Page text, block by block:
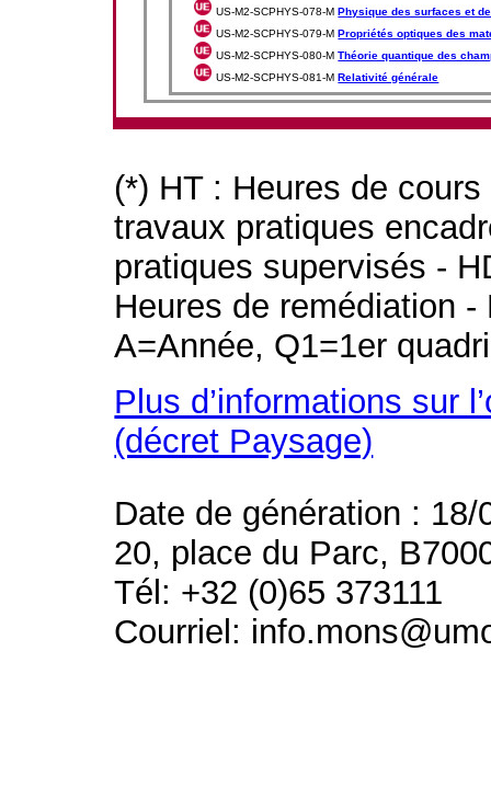
US-M2-SCPHYS-078-MPhysique des surfaces et
US-M2-SCPHYS-079-MPropriétés optiques des
US-M2-SCPHYS-080-MThéorie quantique des
US-M2-SCPHYS-081-MRelativité générale
(*) HT : Heures de
travaux pratiques
pratiques supervisés -
Heures de remédiation
A=Année, Q1=1er
Plus d’informations sur
(décret Paysage)
Date de génération : 18/
20, place du Parc,
Tél: +32 (0)65 373111
Courriel: